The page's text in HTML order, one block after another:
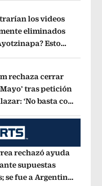
los videos
eliminados
Esto
rechaza cerrar
tras petición
‘No basta con
rechazó ayuda
supuestas
se fue a Argentina